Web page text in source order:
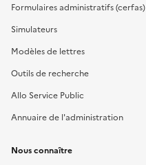
Formulaires administratifs (cerfas)
Simulateurs
Modèles de lettres
Outils de recherche
Allo Service Public
Annuaire de l'administration
Nous connaître